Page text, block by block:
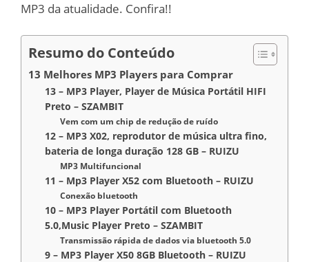
MP3 da atualidade. Confira!!
Resumo do Conteúdo
13 Melhores MP3 Players para Comprar
13 – MP3 Player, Player de Música Portátil HIFI
Preto – SZAMBIT
Vem com um chip de redução de ruído
12 – MP3 X02, reprodutor de música ultra fino,
bateria de longa duração 128 GB – RUIZU
MP3 Multifuncional
11 – Mp3 Player X52 com Bluetooth – RUIZU
Conexão bluetooth
10 – MP3 Player Portátil com Bluetooth
5.0,Music Player Preto – SZAMBIT
Transmissão rápida de dados via bluetooth 5.0
9 – MP3 Player X50 8GB Bluetooth – RUIZU